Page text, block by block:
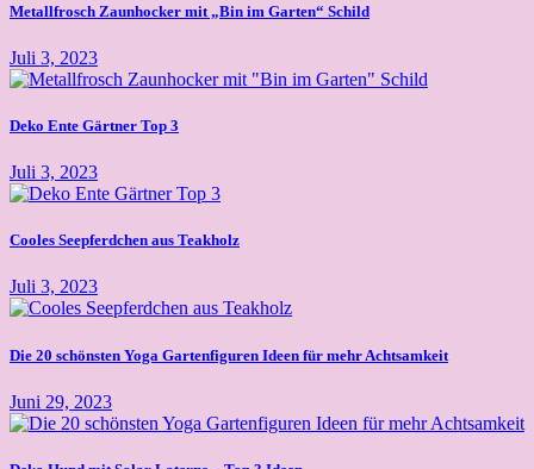
Metallfrosch Zaunhocker mit „Bin im Garten“ Schild
Juli 3, 2023
Deko Ente Gärtner Top 3
Juli 3, 2023
Cooles Seepferdchen aus Teakholz
Juli 3, 2023
Die 20 schönsten Yoga Gartenfiguren Ideen für mehr Achtsamkeit
Juni 29, 2023